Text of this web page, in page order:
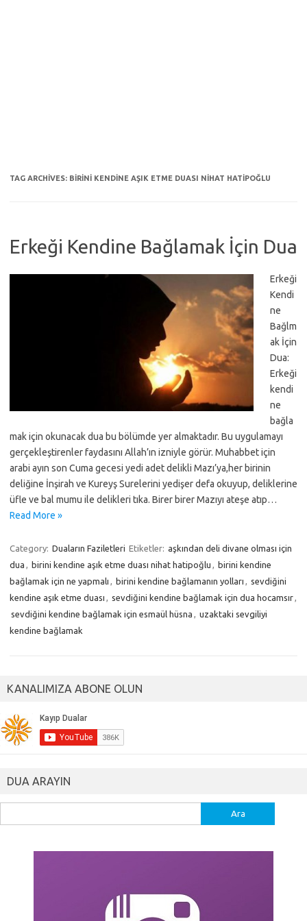
TAG ARCHIVES: BIRINI KENDINE AŞIK ETME DUASI NIHAT HATIPOĞLU
Erkeği Kendine Bağlamak İçin Dua
Erkeği
Kendi
ne
Bağlm
ak İçin
Dua:
Erkeği
kendi
ne
bağla
mak için okunacak dua bu bölümde yer almaktadır. Bu uygulamayı
gerçekleştirenler faydasını Allah’ın izniyle görür. Muhabbet için
arabi ayın son Cuma gecesi yedi adet delikli Mazı’ya,her birinin
deliğine İnşirah ve Kureyş Surelerini yedişer defa okuyup, deliklerine
üfle ve bal mumu ile delikleri tıka. Birer birer Mazıyı ateşe atıp…
Read More »
Category: Duaların Faziletleri Etiketler: aşkından deli divane olması için
dua , birini kendine aşık etme duası nihat hatipoğlu , birini kendine
bağlamak için ne yapmalı , birini kendine bağlamanın yolları , sevdiğini
kendine aşık etme duası , sevdiğini kendine bağlamak için dua hocamsır,
sevdiğini kendine bağlamak için esmaül hüsna , uzaktaki sevgiliyi
kendine bağlamak
KANALIMIZA ABONE OLUN
DUA ARAYIN